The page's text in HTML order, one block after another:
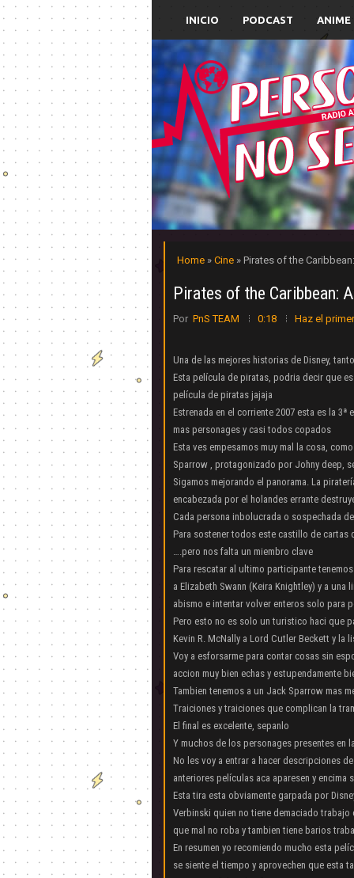
INICIO PODCAST ANIME
Home » Cine » Pirates of the
Pirates of the Caribbean:
Por PnS TEAM 0:18 Haz el
Una de las mejores historias de Disney,
Esta película de piratas, podria decir que
película de piratas jajaja
Estrenada en el corriente 2007 esta es la
mas personages y casi todos copados
Esta ves empesamos muy mal la cosa,
Sparrow , protagonizado por Johny deep,
Sigamos mejorando el panorama. La
encabezada por el holandes errante
Cada persona inbolucrada o sospechada
Para sostener todos este castillo de cartas
….pero nos falta un miembro clave
Para rescatar al ultimo participante
a Elizabeth Swann (Keira Knightley) y a
abismo e intentar volver enteros solo para
Pero esto no es solo un turistico haci que
Kevin R. McNally a Lord Cutler Beckett y la
Voy a esforsarme para contar cosas sin
accion muy bien echas y estupendamente
Tambien tenemos a un Jack Sparrow mas
Traiciones y traiciones que complican la
El final es excelente, sepanlo
Y muchos de los personages presentes en
No les voy a entrar a hacer descripciones
anteriores películas aca aparesen y encima
Esta tira esta obviamente garpada por
Verbinski quien no tiene demaciado trabajo
que mal no roba y tambien tiene barios
En resumen yo recomiendo mucho esta
se siente el tiempo y aprovechen que esta